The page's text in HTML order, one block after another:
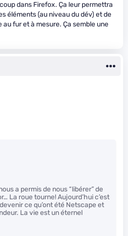
dans Firefox. Ça leur permettra
éléments (au niveau du dév) et de
fur et à mesure. Ça semble une
a permis de nous “libérer” de
La roue tourne! Aujourd’hui c’est
ce qu’ont été Netscape et
La vie est un éternel